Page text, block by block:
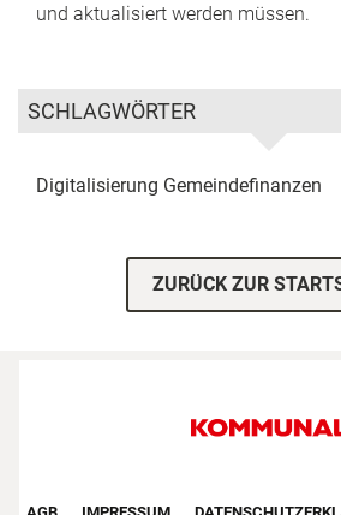
und aktualisiert werden müssen.
SCHLAGWÖRTER
Digitalisierung Gemeindefinanzen
ZURÜCK ZUR
Footer First Navigation